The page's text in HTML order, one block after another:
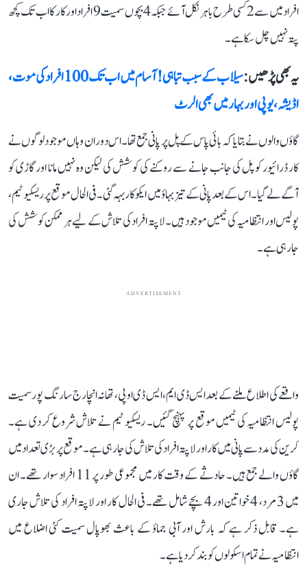
افراد میں سے 2 کسی طرح باہر نکل آئے جبکہ 4 بچوں سمیت 9 افراد اور کار کا اب تک کچھ
پتہ نہیں چل سکا ہے۔
یہ بھی پڑھیں :
سیلاب کے سبب تباہی! آسام میں اب تک 100 افراد کی موت،
اڈیشہ، یوپی اور بہار میں بھی الرٹ
گاؤں والوں نے بتایا کہ بائی پاس کے پل پر پانی جمع تھا۔ اس دوران وہاں موجود لوگوں نے
کار ڈرائیور کو پل کی جانب جانے سے روکنے کی کوشش کی لیکن وہ نہیں مانا اور گاڑی کو
آگے لے گیا۔ اس کے بعد پانی کے تیز بہاؤ میں ایکو کار بہہ گئی۔ فی الحال موقع پر ریسکیو ٹیم،
پولیس اور انتظامیہ کی ٹیمیں موجود ہیں۔ لاپتہ افراد کی تلاش کے لیے ہر ممکن کوشش کی
جا رہی ہے۔
ADVERTISEMENT
واقعے کی اطلاع ملنے کے بعد ایس ڈی ایم، ایس ڈی او پی، تھانہ انچارج سارنگ پور سمیت
پولیس انتظامیہ کی ٹیمیں موقع پر پہنچ گئیں۔ ریسکیو ٹیم نے تلاش شروع کر دی ہے۔
کرین کی مدد سے پانی میں کار اور لاپتہ افراد کی تلاش کی جا رہی ہے۔ موقع پر بڑی تعداد میں
گاؤں والے جمع ہیں۔ حادثے کے وقت کار میں مجموعی طور پر 11 افراد سوار تھے۔ ان
میں 3 مرد، 4 خواتین اور 4 بچے شامل تھے۔ فی الحال کار اور لاپتہ افراد کی تلاش جاری
ہے۔ قابل ذکر ہے کہ بارش اور آبی جماؤ کے باعث بھوپال سمیت کئی اضلاع میں
انتظامیہ نے تمام اسکولوں کو بند کر دیا ہے۔